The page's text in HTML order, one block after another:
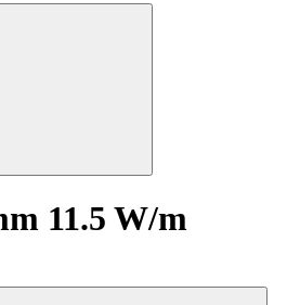
11.5 W/m